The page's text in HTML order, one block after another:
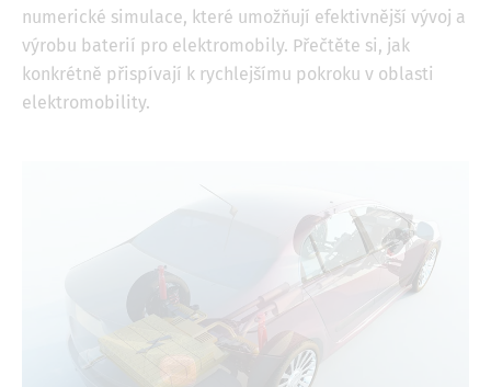
numerické simulace, které umožňují efektivnější vývoj a
výrobu baterií pro elektromobily. Přečtěte si, jak
konkrétně přispívají k rychlejšímu pokroku v oblasti
elektromobility.